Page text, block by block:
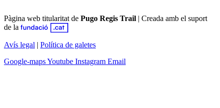
Pàgina web titularitat de Pugo Regis Trail | Creada amb el suport
de la
Avís legal | Política de galetes
Google-mapsYoutube Instagram Email